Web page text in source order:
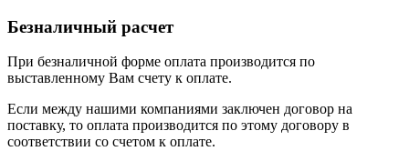
Безналичный расчет
При безналичной форме оплата производится по
выставленному Вам счету к оплате.
Если между нашими компаниями заключен договор на
поставку, то оплата производится по этому договору в
соответствии со счетом к оплате.